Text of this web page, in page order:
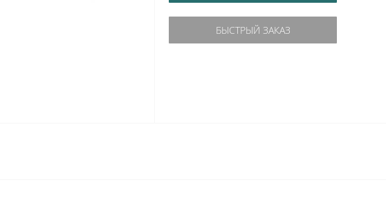
БЫСТРЫЙ ЗАКАЗ